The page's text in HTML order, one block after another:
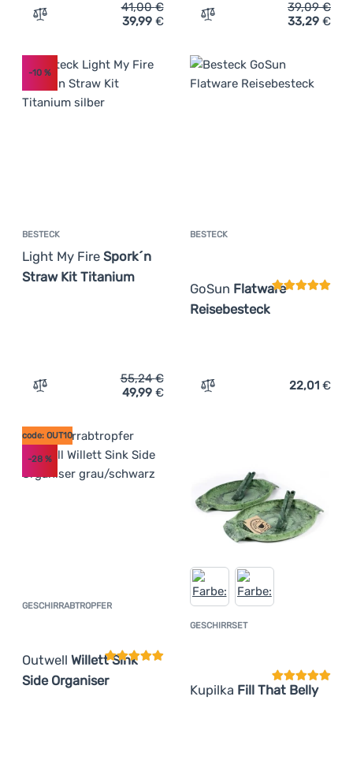
Zum Vergleich 'Reise-Kaffeemaschine Wacaco
41,00€
39,99 € Zum Vergleich
39,09€
33,29 €
BESTECK
Light My Fire Spork´n
Straw Kit Titanium
-10 %
Zum Vergleich 'Besteck Light My Fire Spork´n Straw Kit
55,24€
49,99 €
BESTECK
GoSun Flatware
Reisebesteck
Zum Vergleich 'Besteck
22,01 €
GESCHIRRABTROPFER
Outwell Willett Sink
Side Organiser
Kundenbewertung
code: OUT10
-28 %
GESCHIRRSET
Kupilka Fill That Belly